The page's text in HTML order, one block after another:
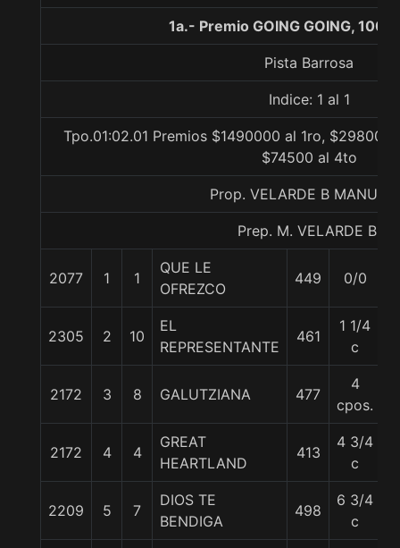
1a.- Premio GOING GOING,
Pista Barrosa
Indice: 1 al 1
Tpo.01:02.01 Premios $1490000 al 1ro,
$74500 al 4to
Prop. VELARDE B MANUEL
Prep. M. VELARDE B.
2077 1 1
QUE LE
OFREZCO
449 0/0
2305 2 10
EL
REPRESENTANTE
461
1 1/4
c
2172 3 8 GALUTZIANA 477
4
cpos.
2172 4 4
GREAT
HEARTLAND
413
4 3/4
c
2209 5 7
DIOS TE
BENDIGA
498
6 3/4
c